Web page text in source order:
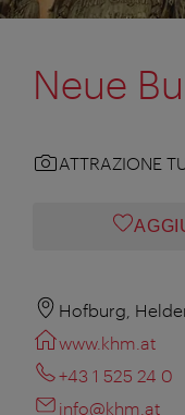
Neue
ATTRAZIONE
Hofburg,
www.khm.at
+43 1 525 24 0
info@khm.at